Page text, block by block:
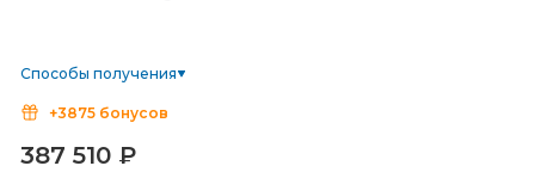
Способы получения
+3875 бонусов
387 510 ₽